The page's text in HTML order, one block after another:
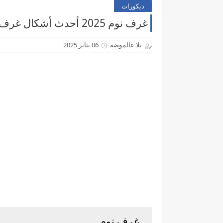
ديكورات
غرف نوم 2025 أحدث أشكال غرف النوم - موقع يلا عالموضة
يلا عالموضة 06 يناير 2025